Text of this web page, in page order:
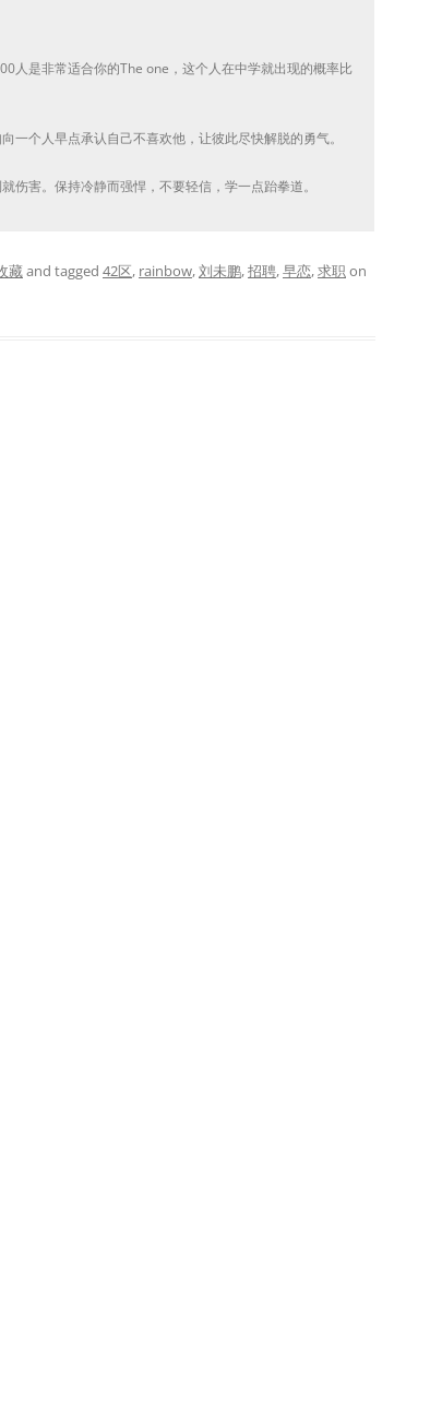
人是非常适合你的The one，这个人在中学就出现的概率比
个人早点承认自己不喜欢他，让彼此尽快解脱的勇气。
害。保持冷静而强悍，不要轻信，学一点跆拳道。
藏and tagged 42区, rainbow,刘未鹏,招聘,早恋,求职on